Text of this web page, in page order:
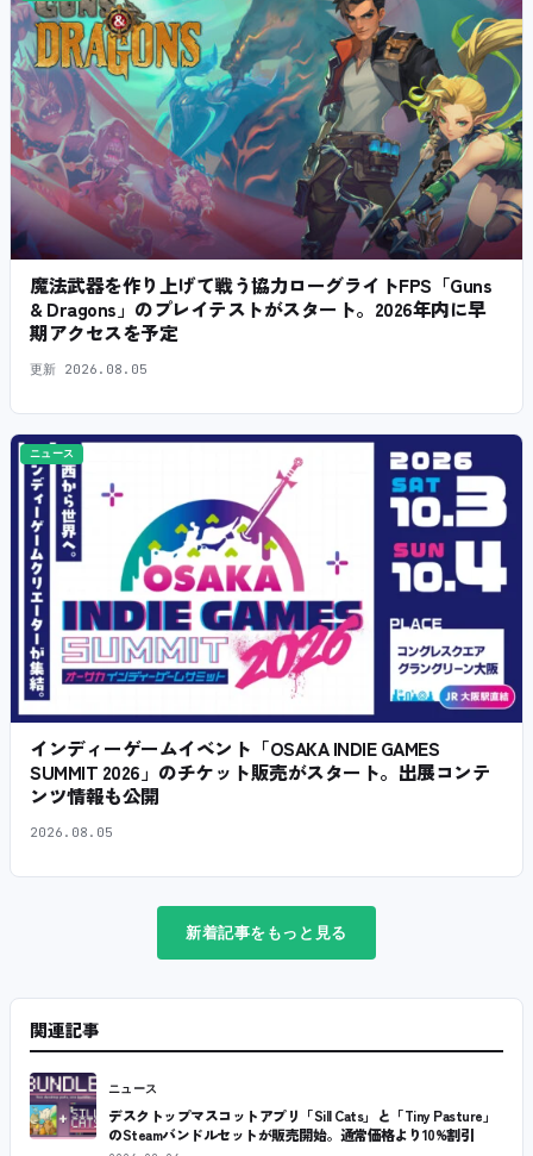
魔法武器を作り上げて戦う協力ローグライトFPS「Guns
& Dragons」のプレイテストがスタート。2026年内に早
期アクセスを予定
更新 2026.08.05
ニュース
インディーゲームイベント「OSAKA INDIE GAMES
SUMMIT 2026」のチケット販売がスタート。出展コンテ
ンツ情報も公開
2026.08.05
新着記事をもっと見る
関連記事
ニュース
デスクトップマスコットアプリ「Sill Cats」と「Tiny Pasture」
のSteamバンドルセットが販売開始。通常価格より10%割引